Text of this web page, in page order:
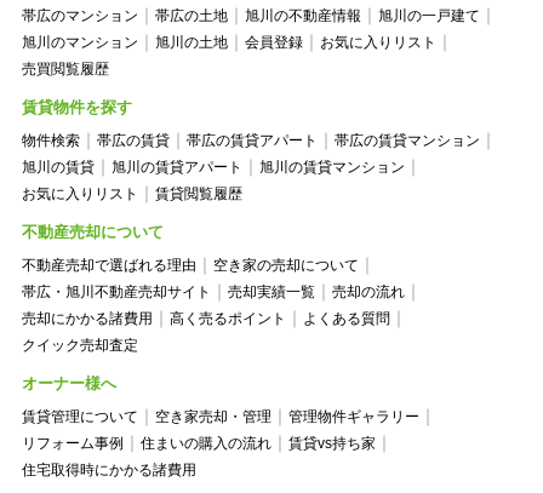
帯広のマンション
帯広の土地 旭川の不動産情報
旭川の一戸建て
旭川のマンション
旭川の土地 会員登録
お気に入りリスト
売買閲覧履歴
賃貸物件を探す
物件検索 帯広の賃貸 帯広の賃貸アパート
帯広の賃貸マンション
旭川の賃貸
旭川の賃貸アパート
旭川の賃貸マンション
お気に入りリスト
賃貸閲覧履歴
不動産売却について
不動産売却で選ばれる理由
空き家の売却について
帯広・旭川不動産売却サイト
売却実績一覧
売却の流れ
売却にかかる諸費用
高く売るポイント
よくある質問
クイック売却査定
オーナー様へ
賃貸管理について 空き家売却・管理
管理物件ギャラリー
リフォーム事例
住まいの購入の流れ
賃貸vs持ち家
住宅取得時にかかる諸費用